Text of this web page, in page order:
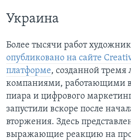
Украина
Более тысячи работ
опубликовано на сайте
платформе, созданной тремя
компаниями, работающими в
пиара и цифрового
запустили вскоре после
вторжения. Здесь
выражающие реакцию на